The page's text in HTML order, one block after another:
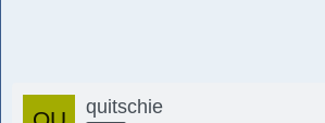
quitschie